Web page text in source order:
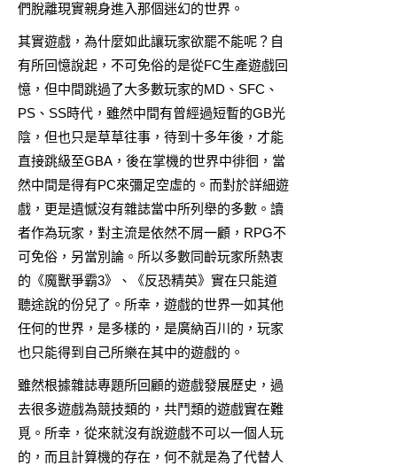
們脫離現實親身進入那個迷幻的世界。
其實遊戲，為什麼如此讓玩家欲罷不能呢？自
有所回憶說起，不可免俗的是從FC生產遊戲回
憶，但中間跳過了大多數玩家的MD、SFC、
PS、SS時代，雖然中間有曾經過短暫的GB光
陰，但也只是草草往事，待到十多年後，才能
直接跳級至GBA，後在掌機的世界中徘徊，當
然中間是得有PC來彌足空虛的。而對於詳細遊
戲，更是遺憾沒有雜誌當中所列舉的多數。讀
者作為玩家，對主流是依然不屑一顧，RPG不
可免俗，另當別論。所以多數同齡玩家所熱衷
的《魔獸爭霸3》、《反恐精英》實在只能道
聽途說的份兒了。所幸，遊戲的世界一如其他
任何的世界，是多樣的，是廣納百川的，玩家
也只能得到自己所樂在其中的遊戲的。
雖然根據雜誌專題所回顧的遊戲發展歷史，過
去很多遊戲為競技類的，共鬥類的遊戲實在難
覓。所幸，從來就沒有說遊戲不可以一個人玩
的，而且計算機的存在，何不就是為了代替人